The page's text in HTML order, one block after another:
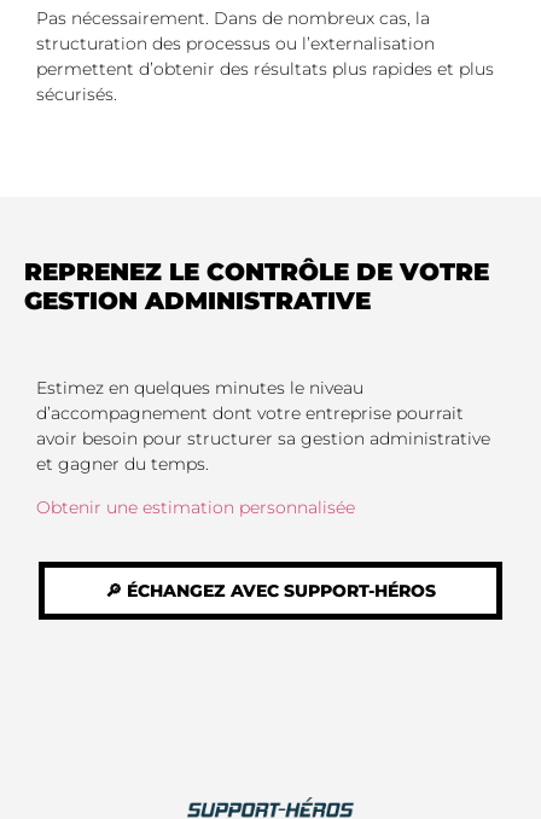
Pas nécessairement. Dans de nombreux cas, la
structuration des processus ou l’externalisation
permettent d’obtenir des résultats plus rapides et plus
sécurisés.
REPRENEZ LE CONTRÔLE DE VOTRE
GESTION ADMINISTRATIVE
Estimez en quelques minutes le niveau
d’accompagnement dont votre entreprise pourrait
avoir besoin pour structurer sa gestion administrative
et gagner du temps.
Obtenir une estimation personnalisée
🔎 ÉCHANGEZ AVEC SUPPORT-HÉROS